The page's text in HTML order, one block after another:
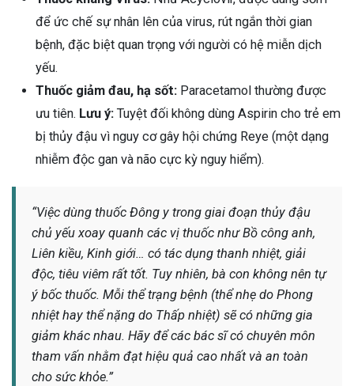
để ức chế sự nhân lên của virus, rút ngắn thời gian
bệnh, đặc biệt quan trọng với người có hệ miễn dịch
yếu.
Thuốc giảm đau, hạ sốt: Paracetamol thường được
ưu tiên. Lưu ý: Tuyệt đối không dùng Aspirin cho trẻ em
bị thủy đậu vì nguy cơ gây hội chứng Reye (một dạng
nhiễm độc gan và não cực kỳ nguy hiểm).
“Việc dùng thuốc Đông y trong giai đoạn thủy đậu
chủ yếu xoay quanh các vị thuốc như Bồ công anh,
Liên kiều, Kinh giới… có tác dụng thanh nhiệt, giải
độc, tiêu viêm rất tốt. Tuy nhiên, bà con không nên tự
ý bốc thuốc. Mỗi thể trạng bệnh (thể nhẹ do Phong
nhiệt hay thể nặng do Thấp nhiệt) sẽ có những gia
giảm khác nhau. Hãy để các bác sĩ có chuyên môn
tham vấn nhằm đạt hiệu quả cao nhất và an toàn
cho sức khỏe.”